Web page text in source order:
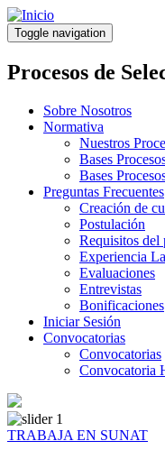
Pasar
al
contenido
principal
Toggle navigation
Procesos de
Sobre Nosotros
Normativa
Nuestros
Bases
Bases
Preguntas Frecuentes
Creación de
Postulación
Requisitos del
Experiencia
Evaluaciones
Entrevistas
Bonificaciones
Iniciar Sesión
Convocatorias
Convocatorias
Convocatoria
TRABAJA EN SUNAT